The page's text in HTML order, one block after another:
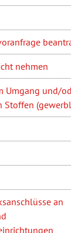
nehmen
Umgang und/
Stoffen
an